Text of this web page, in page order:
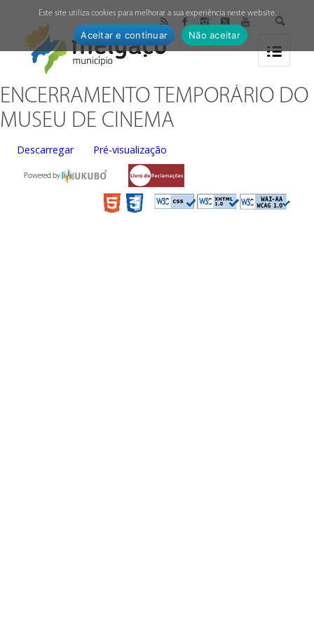
ENCERRAMENTO TEMPORÁRIO DO
MUSEU DE CINEMA
Descarregar Pré-visualização
Powered by
Este site utiliza cookies para melhorar a sua experiência neste website.
Aceitar e continuar Não aceitar